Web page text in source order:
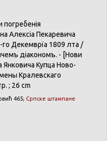
погребенія
Алексіа Пекаревича
го Декемврїа 1809 лѣта /
діакономъ. - [Нови
Янковича Купца Ново-
Кралевскаго
; 26 cm
465; Српске штампане